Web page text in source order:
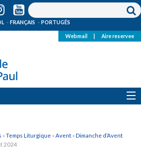
FRANÇAIS PORTUGÊS
Webmail Aire reservee
»Temps Liturgique » Avent »Dimanche d’Avent
2024